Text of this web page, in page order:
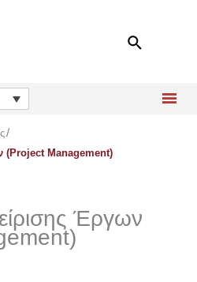
(Project Management)
Έργων